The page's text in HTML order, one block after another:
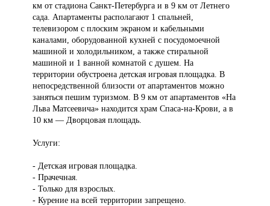
км от стадиона Санкт-Петербурга и в 9 км от Летнего
сада. Апартаменты располагают 1 спальней,
телевизором с плоским экраном и кабельными
каналами, оборудованной кухней с посудомоечной
машиной и холодильником, а также стиральной
машиной и 1 ванной комнатой с душем. На
территории обустроена детская игровая площадка. В
непосредственной близости от апартаментов можно
заняться пешим туризмом. В 9 км от апартаментов «На
Льва Матсеевича» находится храм Спаса-на-Крови, а в
10 км — Дворцовая площадь.
Услуги:
- Детская игровая площадка.
- Прачечная.
- Только для взрослых.
- Курение на всей территории запрещено.